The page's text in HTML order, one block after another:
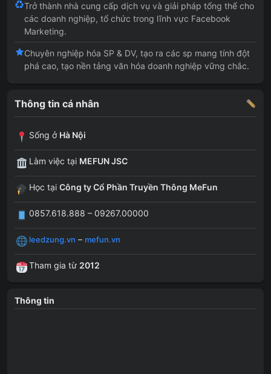
Trở thành nhà cung cấp dịch vụ và giải pháp tổng thể cho
các doanh nghiệp, tổ chức trong lĩnh vực Facebook
Marketing.
Chuyên nghiệp hóa SP & DV, tạo ra các sp mang tính đột
phá cao, tạo nền tảng văn hóa doanh nghiệp vững chắc.
Thông tin cá nhân
Sống ở Hà Nội
Làm việc tại MEFUN JSC
Học tại Công ty Cổ Phần Truyền Thông MeFun
0857.618.888 – 09267.00000
leedzung.vn – mefun.vn
Tham gia từ 2012
Thông tin